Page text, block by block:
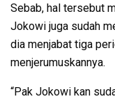
Sebab, hal tersebut
Jokowi juga sudah
dia menjabat tiga
menjerumuskannya.
“Pak Jokowi kan